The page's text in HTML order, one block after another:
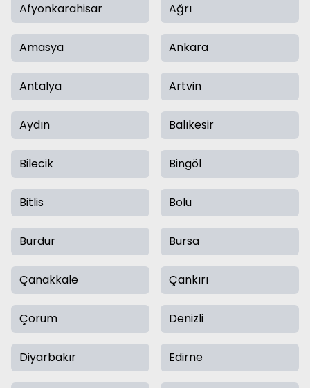
Afyonkarahisar Ağrı
Amasya Ankara
Antalya Artvin
Aydın Balıkesir
Bilecik Bingöl
Bitlis Bolu
Burdur Bursa
Çanakkale Çankırı
Çorum Denizli
Diyarbakır Edirne